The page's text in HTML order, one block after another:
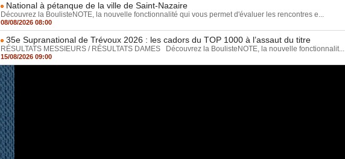
National à pétanque de la ville de Saint-Nazaire
Découvrez la BoulisteNOTE, la nouvelle fonctionnalité qui vous permet d'évaluer les rencontres e...
08/08/2026 08:00
35e Supranational de Trévoux 2026 : les cadors du TOP 1000 à l’assaut du titre
RÉSULTATS MESSIEURS / RÉSULTATS DAMES Découvrez la BoulisteNOTE, la nouvelle fonctionnalit...
15/08/2026 09:00